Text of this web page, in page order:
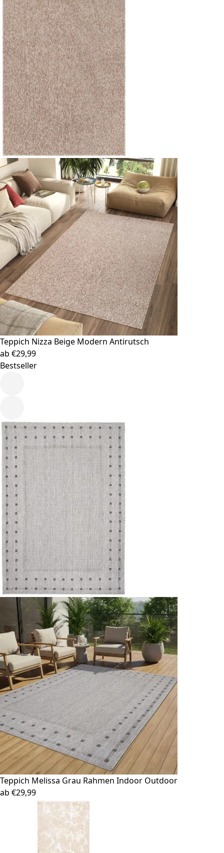
Teppich Nizza Beige Modern Antirutsch
ab €29,99
Bestseller
Teppich Melissa Grau Rahmen Indoor Outdoor
ab €29,99